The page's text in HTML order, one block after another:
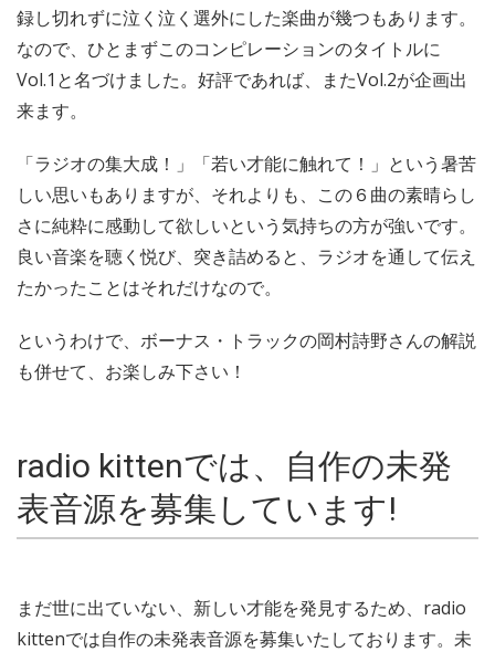
録し切れずに泣く泣く選外にした楽曲が幾つもあります。
なので、ひとまずこのコンピレーションのタイトルに
Vol.1と名づけました。好評であれば、またVol.2が企画出
来ます。
「ラジオの集大成！」「若い才能に触れて！」という暑苦
しい思いもありますが、それよりも、この６曲の素晴らし
さに純粋に感動して欲しいという気持ちの方が強いです。
良い音楽を聴く悦び、突き詰めると、ラジオを通して伝え
たかったことはそれだけなので。
というわけで、ボーナス・トラックの岡村詩野さんの解説
も併せて、お楽しみ下さい！
radio kittenでは、自作の未発
表音源を募集しています!
まだ世に出ていない、新しい才能を発見するため、radio
kittenでは自作の未発表音源を募集いたしております。未